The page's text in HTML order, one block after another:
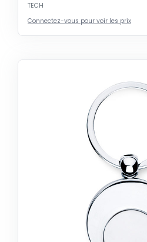
TECH
Connectez-vous pour voir les prix